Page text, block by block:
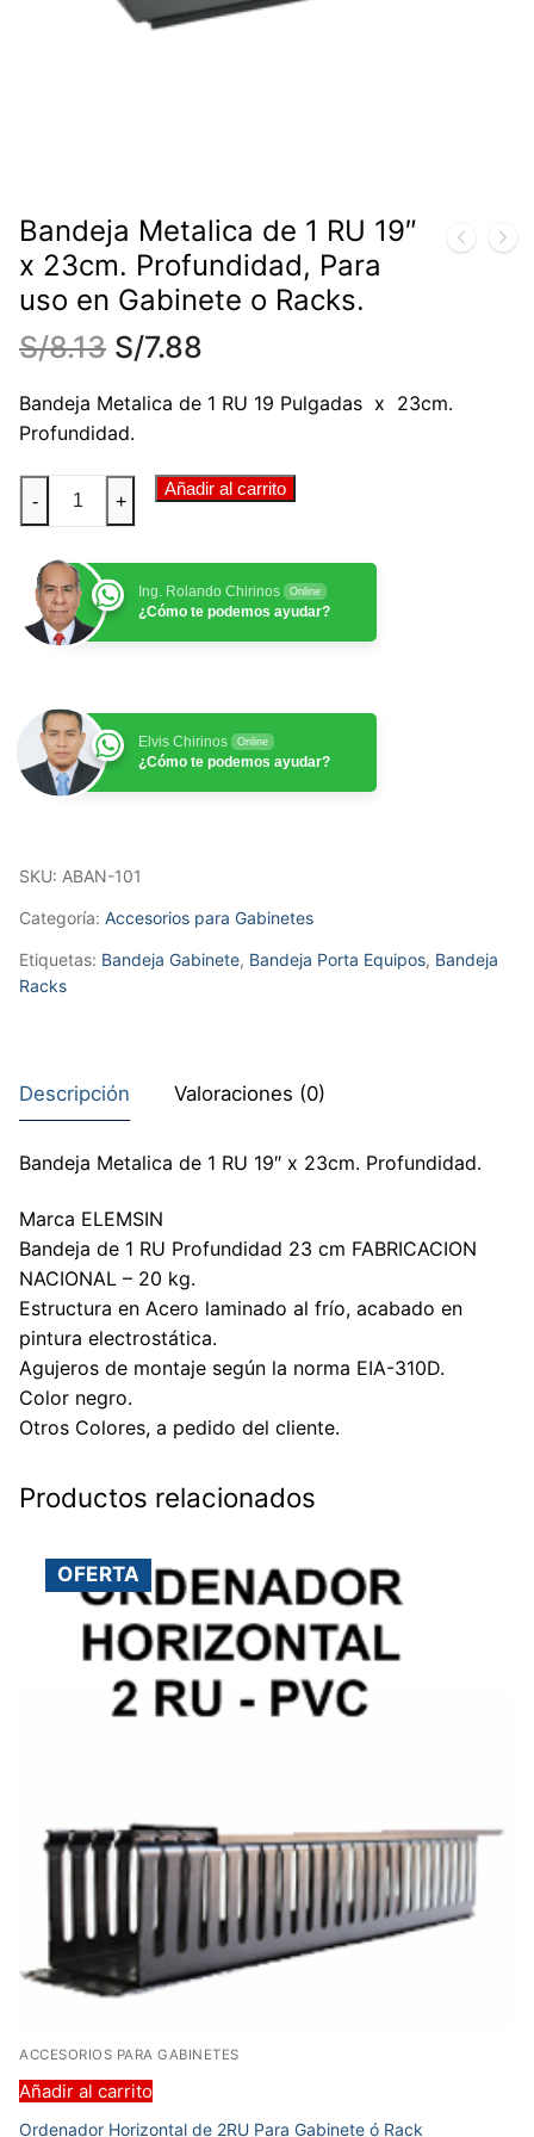
Bandeja Metalica de 1 RU 19″
x 23cm. Profundidad, Para
uso en Gabinete o Racks.
S/8.13 S/7.88
Bandeja Metalica de 1 RU 19 Pulgadas x 23cm.
Profundidad.
Bandeja
Metalica
RU
19"
Profundidad,
Para
uso
o
Racks.
cantidad
- +
Añadir al carrito
Ing. Rolando Chirinos Online
¿Cómo te podemos ayudar?
Elvis Chirinos Online
¿Cómo te podemos ayudar?
SKU: ABAN-101
Categoría: Accesorios para Gabinetes
Etiquetas: Bandeja Gabinete, Bandeja Porta Equipos, Bandeja
Racks
Descripción Valoraciones (0)
Bandeja Metalica de 1 RU 19″ x 23cm. Profundidad.
Marca ELEMSIN
Bandeja de 1 RU Profundidad 23 cm FABRICACION
NACIONAL – 20 kg.
Estructura en Acero laminado al frío, acabado en
pintura electrostática.
Agujeros de montaje según la norma EIA-310D.
Color negro.
Otros Colores, a pedido del cliente.
Productos relacionados
OFERTA
ACCESORIOS PARA GABINETES
Añadir al carrito
Ordenador Horizontal de 2RU Para Gabinete ó Rack